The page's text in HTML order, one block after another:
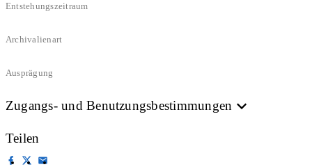
Entstehungszeitraum
Archivalienart
Ausprägung
Zugangs- und Benutzungsbestimmungen
Teilen